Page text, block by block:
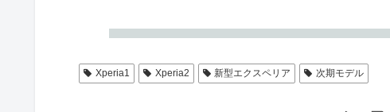
Xperia1 Xperia2 新型エクスペリア 次期モデル